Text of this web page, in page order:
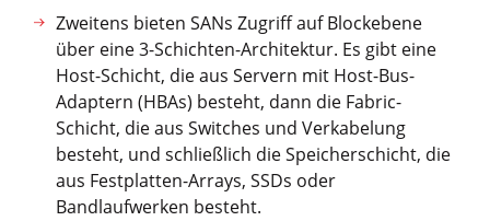
Zweitens bieten SANs Zugriff auf Blockebene
über eine 3-Schichten-Architektur. Es gibt eine
Host-Schicht, die aus Servern mit Host-Bus-
Adaptern (HBAs) besteht, dann die Fabric-
Schicht, die aus Switches und Verkabelung
besteht, und schließlich die Speicherschicht, die
aus Festplatten-Arrays, SSDs oder
Bandlaufwerken besteht.